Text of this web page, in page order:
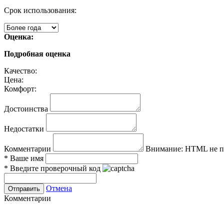
Срок использования:
Оценка:
Подробная оценка
Качество:
Цена:
Комфорт:
Достоинства
Недостатки
Комментарии Внимание: HTML не
* Ваше имя
* Введите проверочный код
Отмена
Комментарии